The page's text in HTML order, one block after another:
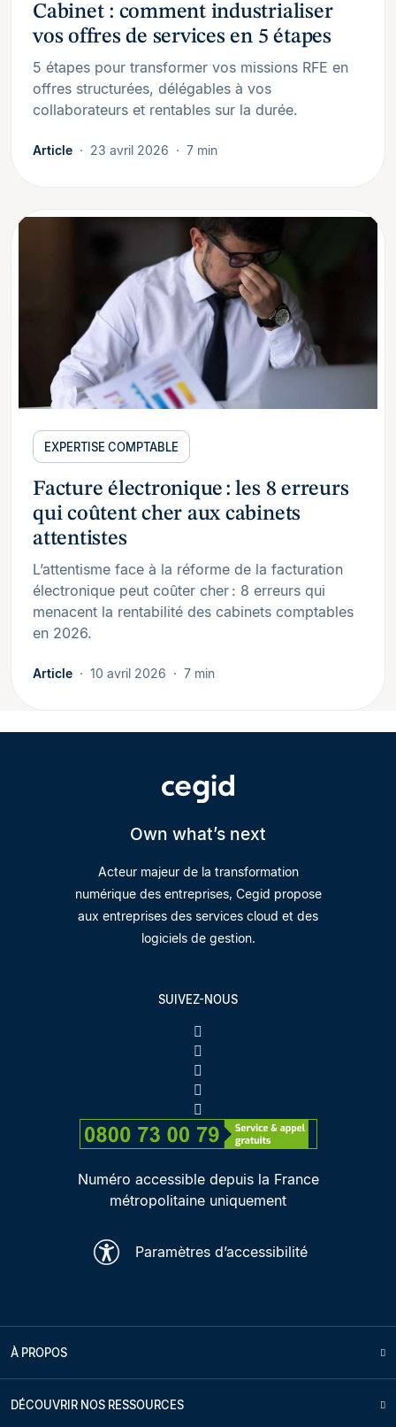
Cabinet : comment industrialiser
vos offres de services en 5 étapes
5 étapes pour transformer vos missions RFE en
offres structurées, délégables à vos
collaborateurs et rentables sur la durée.
Article 23 avril 2026 7 min
EXPERTISE COMPTABLE
Facture électronique : les 8 erreurs
qui coûtent cher aux cabinets
attentistes
L’attentisme face à la réforme de la facturation
électronique peut coûter cher : 8 erreurs qui
menacent la rentabilité des cabinets comptables
en 2026.
Article 10 avril 2026 7 min
Own what’s next
Acteur majeur de la transformation
numérique des entreprises, Cegid propose
aux entreprises des services cloud et des
logiciels de gestion.
SUIVEZ-NOUS
Numéro accessible depuis la France
métropolitaine uniquement
Paramètres d’accessibilité
À PROPOS
DÉCOUVRIR NOS RESSOURCES